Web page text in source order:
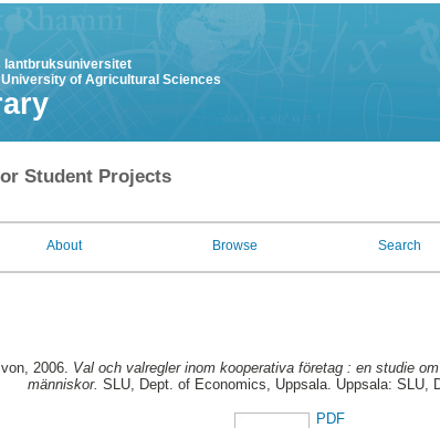
lantbruksuniversitet
of Agricultural Sciences
Student Projects
About Browse Search
, 2006. Val och valregler inom kooperativa företag : en studie
människor. SLU, Dept. of Economics, Uppsala. Uppsala: SLU,
PDF